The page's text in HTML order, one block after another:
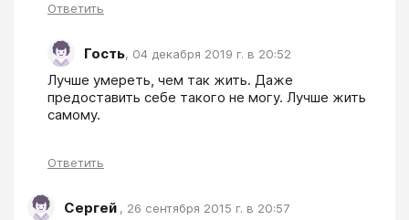
Ответить
Гость, 04 декабря 2019 г. в 20:52
Лучше умереть, чем так жить. Даже
предоставить себе такого не могу. Лучше жить
самому.
Ответить
Сергей , 26 сентября 2015 г. в 20:57